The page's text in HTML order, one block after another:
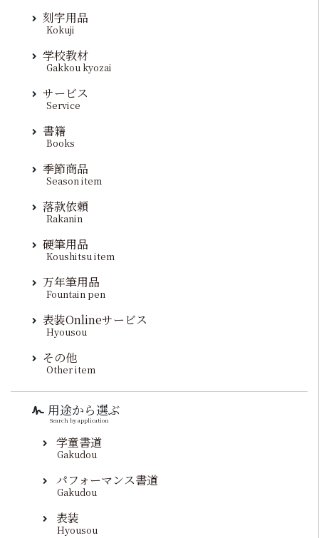
刻字用品
Kokuji
学校教材
Gakkou kyozai
サービス
Service
書籍
Books
季節商品
Season item
落款依頼
Rakanin
硬筆用品
Koushitsu item
万年筆用品
Fountain pen
表装Onlineサービス
Hyousou
その他
Other item
用途から選ぶ
Search by application
学童書道
Gakudou
パフォーマンス書道
Gakudou
表装
Hyousou